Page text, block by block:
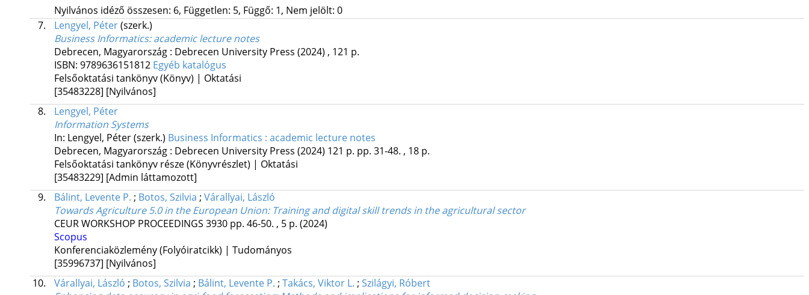
Nyilvános idéző összesen: 6, Független: 5, Függő: 1, Nem jelölt: 0
7.
Lengyel, Péter(szerk.)
Business Informatics: academic lecture notes
Debrecen, Magyarország : Debrecen University Press (2024) , 121 p.
ISBN: 9789636151812 Egyéb katalógus
Felsőoktatási tankönyv (Könyv) | Oktatási
[35483228] [Nyilvános]
8.
Lengyel, Péter
Information Systems
In: Lengyel, Péter (szerk.) Business Informatics : academic lecture notes
Debrecen, Magyarország : Debrecen University Press (2024) 121 p. pp. 31-48. , 18 p.
Felsőoktatási tankönyv része (Könyvrészlet) | Oktatási
[35483229] [Admin láttamozott]
9.
Bálint, Levente P. ; Botos, Szilvia ; Várallyai, László
Towards Agriculture 5.0 in the European Union: Training and digital skill trends in the agricultural sector
CEUR WORKSHOP PROCEEDINGS 3930 pp. 46-50. , 5 p. (2024)
Scopus
Konferenciaközlemény (Folyóiratcikk) | Tudományos
[35996737] [Nyilvános]
10.
Várallyai, László ; Botos, Szilvia ; Bálint, Levente P. ; Takács, Viktor L. ; Szilágyi, Róbert